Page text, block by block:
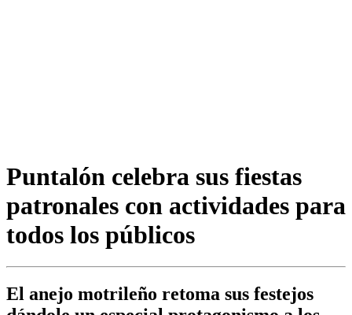
Puntalón celebra sus fiestas
patronales con actividades para
todos los públicos
El anejo motrileño retoma sus festejos